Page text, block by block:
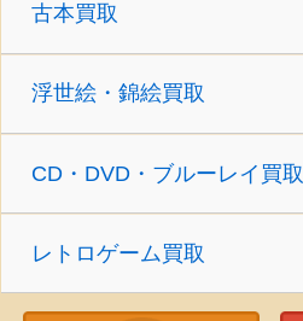
古本買取
浮世絵・錦絵買取
CD・DVD・ブルーレイ買取
レトロゲーム買取